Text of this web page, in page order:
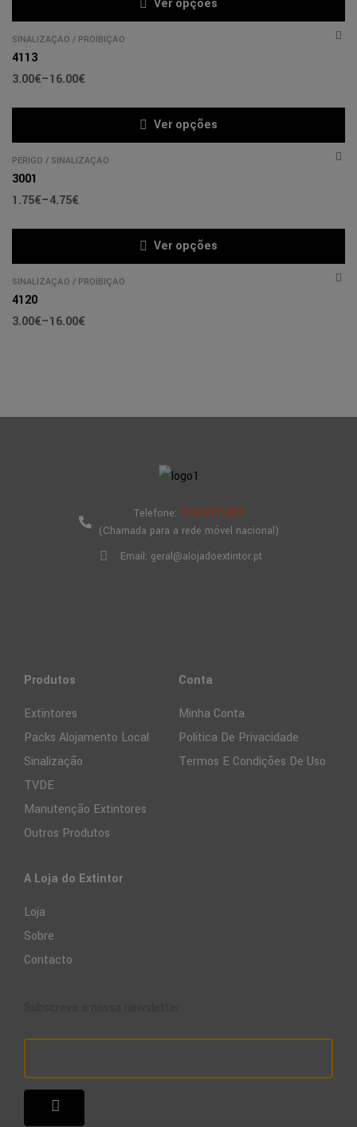
Ver opções
SINALIZAÇÃO / PROÍBIÇÃO
4113
3.00€–16.00€
Ver opções
PERIGO / SINALIZAÇÃO
3001
1.75€–4.75€
Ver opções
SINALIZAÇÃO / PROÍBIÇÃO
4120
3.00€–16.00€
Telefone: 910 877 323
(Chamada para a rede móvel nacional)
Email: geral@alojadoextintor.pt
Produtos
Extintores
Packs Alojamento Local
Sinalização
TVDE
Manutenção Extintores
Outros Produtos
Conta
Minha Conta
Política De Privacidade
Termos E Condições De Uso
A Loja do Extintor
Loja
Sobre
Contacto